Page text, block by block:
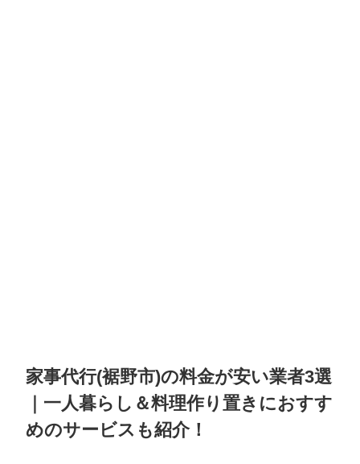
家事代行(裾野市)の料金が安い業者3選
｜一人暮らし＆料理作り置きにおすす
めのサービスも紹介！